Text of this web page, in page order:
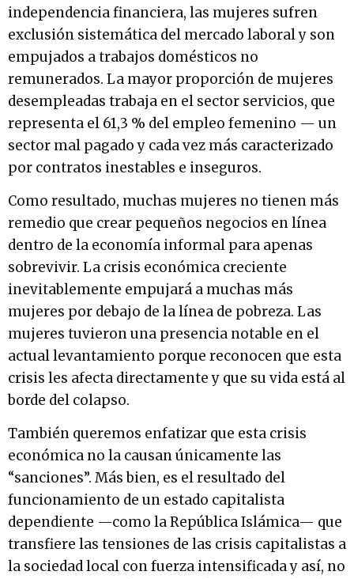
independencia financiera, las mujeres sufren
exclusión sistemática del mercado laboral y son
empujados a trabajos domésticos no
remunerados. La mayor proporción de mujeres
desempleadas trabaja en el sector servicios, que
representa el 61,3 % del empleo femenino — un
sector mal pagado y cada vez más caracterizado
por contratos inestables e inseguros.
Como resultado, muchas mujeres no tienen más
remedio que crear pequeños negocios en línea
dentro de la economía informal para apenas
sobrevivir. La crisis económica creciente
inevitablemente empujará a muchas más
mujeres por debajo de la línea de pobreza. Las
mujeres tuvieron una presencia notable en el
actual levantamiento porque reconocen que esta
crisis les afecta directamente y que su vida está al
borde del colapso.
También queremos enfatizar que esta crisis
económica no la causan únicamente las
“sanciones”. Más bien, es el resultado del
funcionamiento de un estado capitalista
dependiente —como la República Islámica— que
transfiere las tensiones de las crisis capitalistas a
la sociedad local con fuerza intensificada y así, no